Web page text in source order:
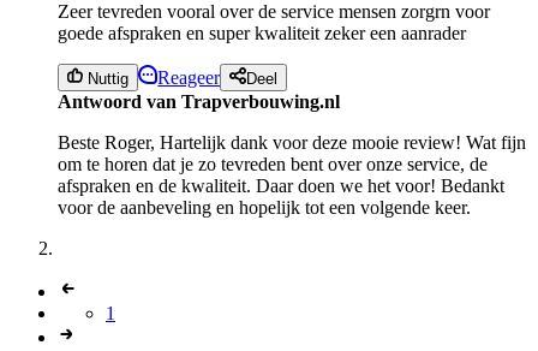
Zeer tevreden vooral over de service mensen zorgrn voor
goede afspraken en super kwaliteit zeker een aanrader
Nuttig Reageer Deel
Antwoord van Trapverbouwing.nl
Beste Roger, Hartelijk dank voor deze mooie review! Wat fijn
om te horen dat je zo tevreden bent over onze service, de
afspraken en de kwaliteit. Daar doen we het voor! Bedankt
voor de aanbeveling en hopelijk tot een volgende keer.
1